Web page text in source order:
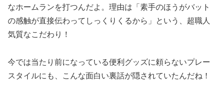
なホームランを打つんだよ。理由は「素手のほうがバット
の感触が直接伝わってしっくりくるから」という、超職人
気質なこだわり！
今では当たり前になっている便利グッズに頼らないプレー
スタイルにも、こんな面白い裏話が隠されていたんだね！